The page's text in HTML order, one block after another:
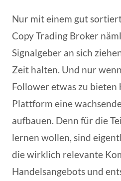
Nur mit einem gut
Copy Trading Broker
Signalgeber an sich
Zeit halten. Und nur
Follower etwas zu bieten
Plattform eine
aufbauen. Denn für die
lernen wollen, sind
die wirklich relevante
Handelsangebots und